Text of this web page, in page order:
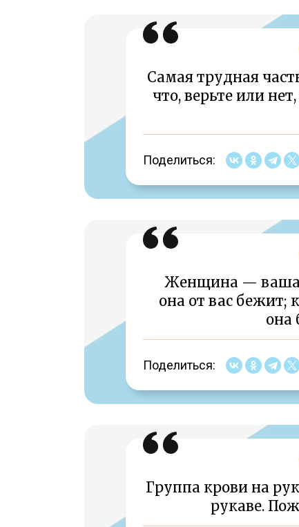
Самая трудная
что, верьте или
Поделиться:
Женщина — ваша
она от вас бежит;
она
Поделиться:
Группа крови на
рукаве.